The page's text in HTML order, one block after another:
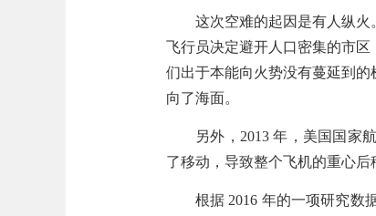
这次空难的起因是有人纵火
飞行员决定避开人口密集的市
们出于本能向火势没有蔓延到
向了海面。
另外，2013 年，美国国家
了移动，导致整个飞机的重心后
根据 2016 年的一项研究数